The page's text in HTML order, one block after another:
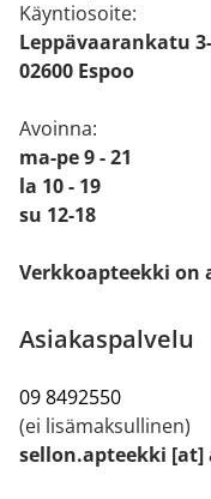
Käyntiosoite:
Leppävaarankatu
02600 Espoo
Avoinna:
ma-pe 9 - 21
la 10 - 19
su 12-18
Verkkoapteekki on
Asiakaspalvelu
09 8492550
(ei lisämaksullinen)
sellon.apteekki